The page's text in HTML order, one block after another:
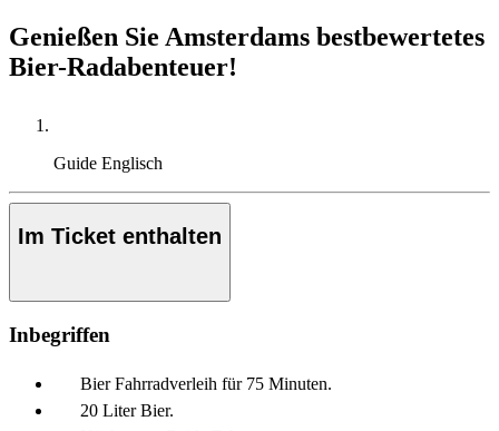
Genießen Sie Amsterdams bestbewertetes
Bier-Radabenteuer!
Guide Englisch
Im Ticket enthalten
Inbegriffen
Bier Fahrradverleih für 75 Minuten.
20 Liter Bier.